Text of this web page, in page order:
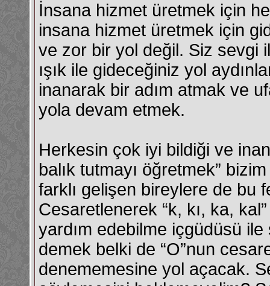
İnsana hizmet üretmek için
insana hizmet üretmek için
ve zor bir yol değil. Siz sevgi
ışık ile gideceğiniz yol
inanarak bir adım atmak ve
yola devam etmek.
Herkesin çok iyi bildiği ve
balık tutmayı öğretmek”
farklı gelişen bireylere de bu
Cesaretlenerek “k, kı, ka,
yardım edebilme içgüdüsü
demek belki de “O”nun
denememesine yol açacak.